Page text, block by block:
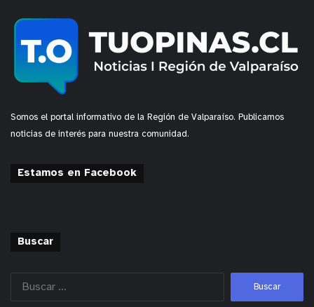
Somos el portal informativo de la Región de Valparaíso. Publicamos
noticias de interés para nuestra comunidad.
Estamos en Facebook
Buscar